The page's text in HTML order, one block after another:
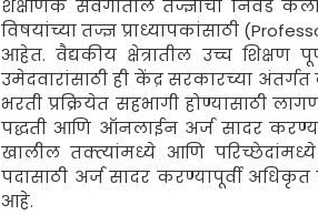
शैक्षणिक संवर्गातील तज्ज्ञांची निवड
विषयांच्या तज्ज्ञ प्राध्यापकांसाठी
आहेत. वैद्यकीय क्षेत्रातील उच्च शिक्षण
उमेदवारांसाठी ही केंद्र सरकारच्या
भरती प्रक्रियेत सहभागी होण्यासाठी
पद्धती आणि ऑनलाईन अर्ज सादर
खालील तक्त्यांमध्ये आणि
पदासाठी अर्ज सादर करण्यापूर्वी
आहे.